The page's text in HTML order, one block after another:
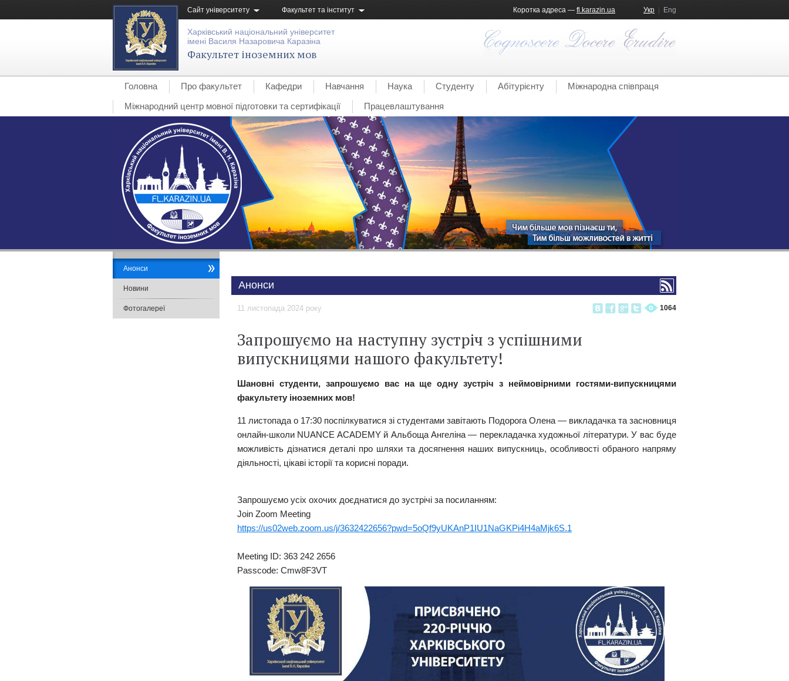
Сайт університету Факультет та інститут Укр Eng
Коротка адреса — fl.karazin.ua
Харківський національний університет
імені Василя Назаровича Каразіна
Факультет іноземних мов
Головна Про факультет Кафедри Навчання Наука Студенту Абітурієнту
Міжнародна співпраця
Міжнародний центр мовної підготовки та сертифікації
Працевлаштування
Анонси
1064
11 листопада 2024 року
Запрошуємо на наступну зустріч з успішними
випускницями нашого факультету!
​Шановні студенти, запрошуємо вас на ще одну зустріч з неймовірними гостями-випускницями
факультету іноземних мов!
11 листопада о 17:30 поспілкуватися зі студентами завітають Подорога Олена — викладачка та засновниця
онлайн-школи NUANCE ACADEMY й Альбоща Ангеліна — перекладачка художньої літератури. У вас буде
можливість дізнатися деталі про шляхи та досягнення наших випускниць, особливості обраного напряму
діяльності, цікаві історії та корисні поради.
Запрошуємо усіх охочих доєднатися до зустрічі за посиланням:
Join Zoom Meeting
https://us02web.zoom.us/j/3632422656?pwd=5oQf9yUKAnP1IU1NaGKPi4H4aMjk6S.1
Meeting ID: 363 242 2656
Passcode: Cmw8F3VT
Анонси
Новини
Фотогалереї